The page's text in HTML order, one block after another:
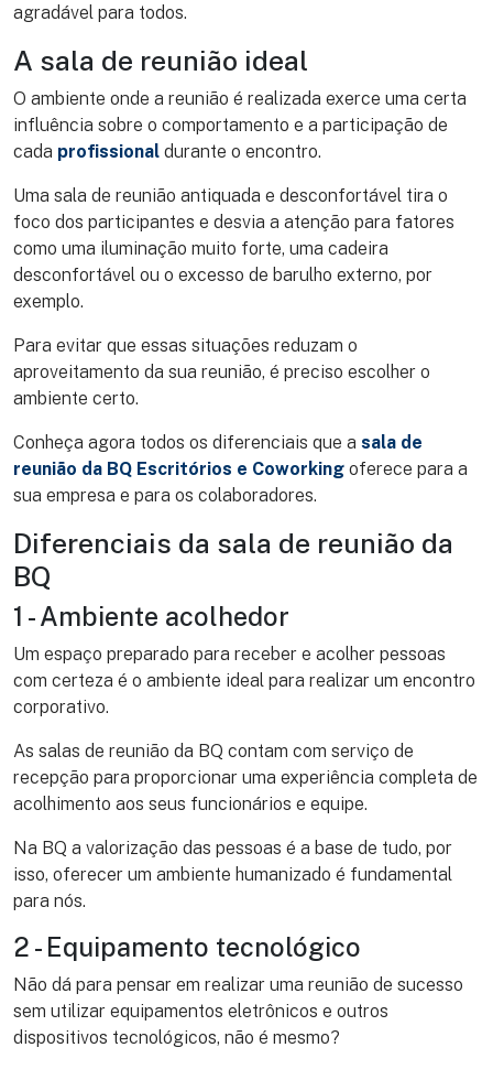
agradável para todos.
A sala de reunião ideal
O ambiente onde a reunião é realizada exerce uma certa
influência sobre o comportamento e a participação de
cada profissional durante o encontro.
Uma sala de reunião antiquada e desconfortável tira o
foco dos participantes e desvia a atenção para fatores
como uma iluminação muito forte, uma cadeira
desconfortável ou o excesso de barulho externo, por
exemplo.
Para evitar que essas situações reduzam o
aproveitamento da sua reunião, é preciso escolher o
ambiente certo.
Conheça agora todos os diferenciais que a sala de
reunião da BQ Escritórios e Coworking oferece para a
sua empresa e para os colaboradores.
Diferenciais da sala de reunião da
BQ
1 - Ambiente acolhedor
Um espaço preparado para receber e acolher pessoas
com certeza é o ambiente ideal para realizar um encontro
corporativo.
As salas de reunião da BQ contam com serviço de
recepção para proporcionar uma experiência completa de
acolhimento aos seus funcionários e equipe.
Na BQ a valorização das pessoas é a base de tudo, por
isso, oferecer um ambiente humanizado é fundamental
para nós.
2 - Equipamento tecnológico
Não dá para pensar em realizar uma reunião de sucesso
sem utilizar equipamentos eletrônicos e outros
dispositivos tecnológicos, não é mesmo?